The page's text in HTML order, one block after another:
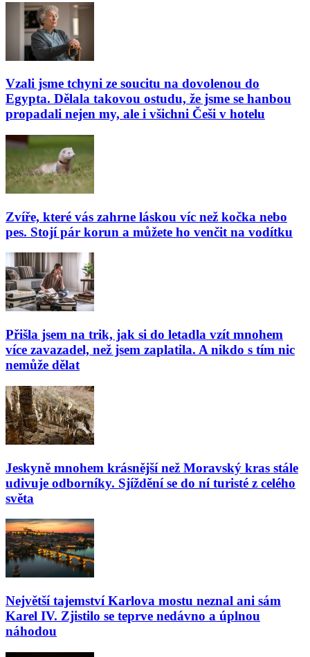
Vzali jsme tchyni ze soucitu na dovolenou do
Egypta. Dělala takovou ostudu, že jsme se hanbou
propadali nejen my, ale i všichni Češi v hotelu
Zvíře, které vás zahrne láskou víc než kočka nebo
pes. Stojí pár korun a můžete ho venčit na vodítku
Přišla jsem na trik, jak si do letadla vzít mnohem
více zavazadel, než jsem zaplatila. A nikdo s tím nic
nemůže dělat
Jeskyně mnohem krásnější než Moravský kras stále
udivuje odborníky. Sjíždění se do ní turisté z celého
světa
Největší tajemství Karlova mostu neznal ani sám
Karel IV. Zjistilo se teprve nedávno a úplnou
náhodou